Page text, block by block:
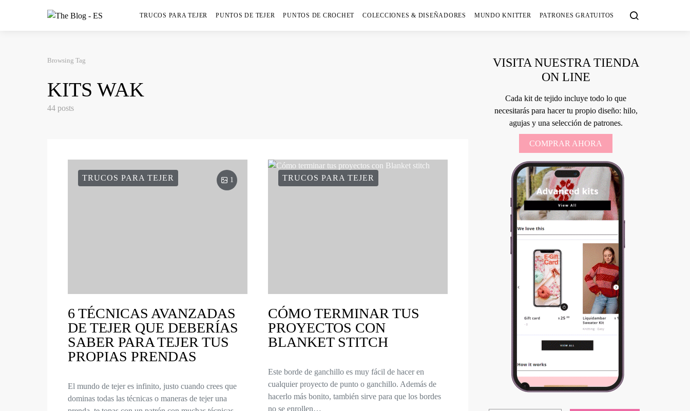
TRUCOS PARA TEJER PUNTOS DE TEJER PUNTOS DE CROCHET COLECCIONES & DISEÑADORES MUNDO KNITTER PATRONES GRATUITOS
Browsing Tag
KITS WAK
44 posts
TRUCOS PARA TEJER 1
6 TÉCNICAS AVANZADAS
DE TEJER QUE DEBERÍAS
SABER PARA TEJER TUS
PROPIAS PRENDAS
El mundo de tejer es infinito, justo cuando crees que
dominas todas las técnicas o maneras de tejer una
TRUCOS PARA TEJER
CÓMO TERMINAR TUS
PROYECTOS CON
BLANKET STITCH
Este borde de ganchillo es muy fácil de hacer en
cualquier proyecto de punto o ganchillo. Además de
hacerlo más bonito, también sirve para que los bordes
no se enrollen…
VISITA NUESTRA TIENDA
ON LINE
Cada kit de tejido incluye todo lo que
necesitarás para hacer tu propio diseño: hilo,
agujas y una selección de patrones.
COMPRAR AHORA